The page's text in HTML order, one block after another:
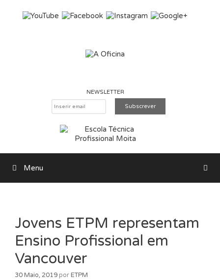
NEWSLETTER
Pesquisar
Menu
Jovens ETPM representam
Ensino Profissional em
Vancouver
30 Maio, 2019 porETPM